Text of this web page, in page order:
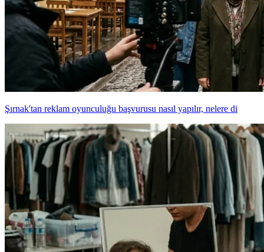
Şırnak'tan reklam oyunculuğu başvurusu nasıl yapılır, nelere di